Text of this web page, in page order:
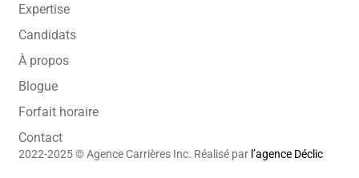
2022-2025 © Agence Carrières Inc. Réalisé par l’agence Déclic
Expertise
Candidats
À propos
Blogue
Forfait horaire
Contact